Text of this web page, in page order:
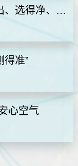
国家科技奖！让深地煤炭“采得出、选得净、充得稳”
得准”
心空气